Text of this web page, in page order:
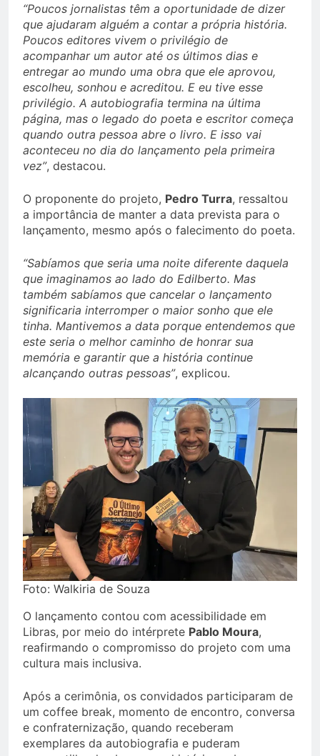
“Poucos jornalistas têm a oportunidade de dizer
que ajudaram alguém a contar a própria história.
Poucos editores vivem o privilégio de
acompanhar um autor até os últimos dias e
entregar ao mundo uma obra que ele aprovou,
escolheu, sonhou e acreditou. E eu tive esse
privilégio. A autobiografia termina na última
página, mas o legado do poeta e escritor começa
quando outra pessoa abre o livro. E isso vai
aconteceu no dia do lançamento pela primeira
vez”, destacou.
O proponente do projeto, Pedro Turra, ressaltou
a importância de manter a data prevista para o
lançamento, mesmo após o falecimento do poeta.
“Sabíamos que seria uma noite diferente daquela
que imaginamos ao lado do Edilberto. Mas
também sabíamos que cancelar o lançamento
significaria interromper o maior sonho que ele
tinha. Mantivemos a data porque entendemos que
este seria o melhor caminho de honrar sua
memória e garantir que a história continue
alcançando outras pessoas”, explicou.
Foto: Walkiria de Souza
O lançamento contou com acessibilidade em
Libras, por meio do intérprete Pablo Moura,
reafirmando o compromisso do projeto com uma
cultura mais inclusiva.
Após a cerimônia, os convidados participaram de
um coffee break, momento de encontro, conversa
e confraternização, quando receberam
exemplares da autobiografia e puderam